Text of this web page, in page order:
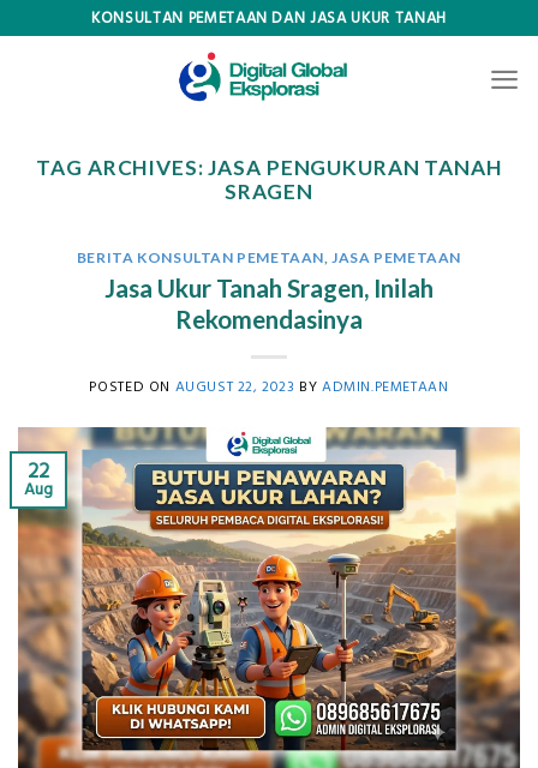
KONSULTAN PEMETAAN DAN JASA UKUR TANAH
TAG ARCHIVES:JASA PENGUKURAN TANAH
SRAGEN
BERITA KONSULTAN PEMETAAN JASA PEMETAAN
Jasa Ukur Tanah Sragen, Inilah
Rekomendasinya
POSTED ON AUGUST 22, 2023 BYADMIN.PEMETAAN
22
Aug